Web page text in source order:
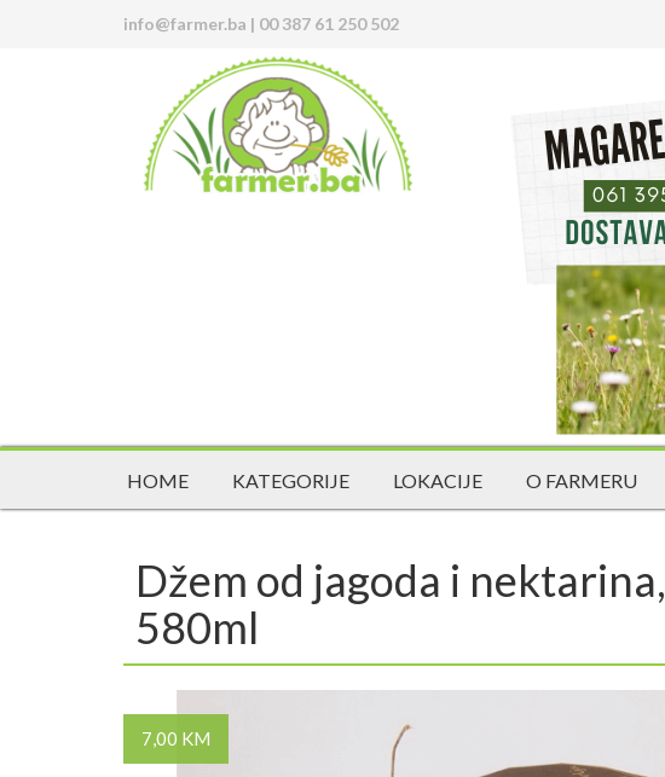
info@farmer.ba | 00 387 61 250 502
HOME KATEGORIJE LOKACIJE O FARMERU
Džem od jagoda i nektarina,
580ml
7,00 KM